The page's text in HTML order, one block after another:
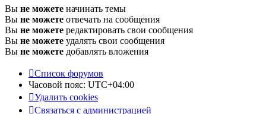
Вы не можете начинать темы
Вы не можете отвечать на сообщения
Вы не можете редактировать свои сообщения
Вы не можете удалять свои сообщения
Вы не можете добавлять вложения
Список форумов
Часовой пояс: UTC+04:00
Удалить cookies
Связаться с администрацией